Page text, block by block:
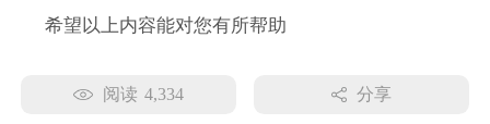
希望以上内容能对您有所帮助
阅读 4,334 分享